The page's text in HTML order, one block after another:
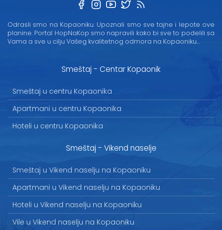
Odrasli smo na Kopaoniku. Upoznali smo sve tajne i lepote ove
planine. Portal HopNaKop smo napravili kako bi sve to podelili sa
Vama a sve u cilju Vašeg kvalitetnog odmora na Kopaoniku...
Smeštaj - Centar Kopaonik
Smeštaj u centru Kopaonika
Apartmani u centru Kopaonika
Hoteli u centru Kopaonika
Smeštaj - Vikend naselje
Smeštaj u Vikend naselju na Kopaoniku
Apartmani u Vikend naselju na Kopaoniku
Hoteli u Vikend naselju na Kopaoniku
Vile u Vikend naselju na Kopaoniku